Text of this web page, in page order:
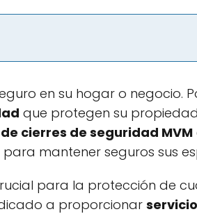
en su hogar o negocio.
que protegen su
cierres de seguridad MVM
mantener seguros sus
para la protección de
a proporcionar